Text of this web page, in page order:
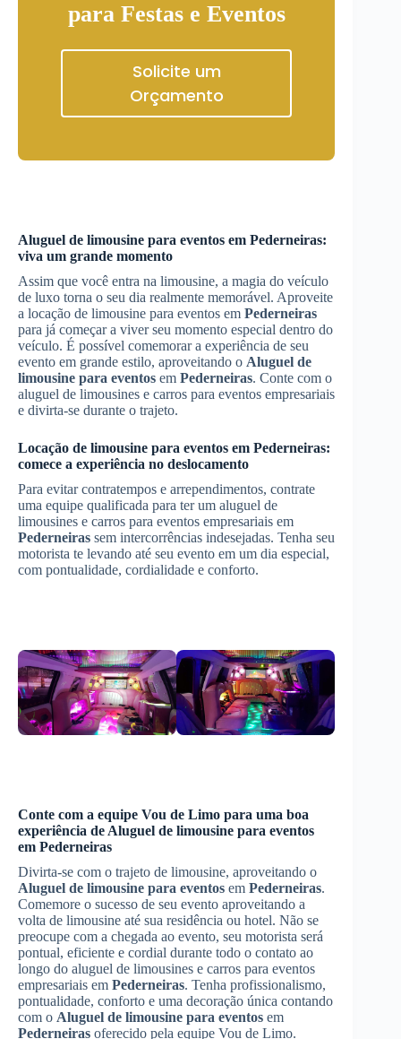
para Festas e Eventos
Solicite um
Orçamento
Aluguel de limousine para eventos em Pederneiras:
viva um grande momento
Assim que você entra na limousine, a magia do veículo
de luxo torna o seu dia realmente memorável. Aproveite
a locação de limousine para eventos em Pederneiras
para já começar a viver seu momento especial dentro do
veículo. É possível comemorar a experiência de seu
evento em grande estilo, aproveitando o Aluguel de
limousine para eventos em Pederneiras. Conte com o
aluguel de limousines e carros para eventos empresariais
e divirta-se durante o trajeto.
Locação de limousine para eventos em Pederneiras:
comece a experiência no deslocamento
Para evitar contratempos e arrependimentos, contrate
uma equipe qualificada para ter um aluguel de
limousines e carros para eventos empresariais em
Pederneiras sem intercorrências indesejadas. Tenha seu
motorista te levando até seu evento em um dia especial,
com pontualidade, cordialidade e conforto.
Conte com a equipe Vou de Limo para uma boa
experiência de Aluguel de limousine para eventos
em Pederneiras
Divirta-se com o trajeto de limousine, aproveitando o
Aluguel de limousine para eventos em Pederneiras.
Comemore o sucesso de seu evento aproveitando a
volta de limousine até sua residência ou hotel. Não se
preocupe com a chegada ao evento, seu motorista será
pontual, eficiente e cordial durante todo o contato ao
longo do aluguel de limousines e carros para eventos
empresariais em Pederneiras. Tenha profissionalismo,
pontualidade, conforto e uma decoração única contando
com o Aluguel de limousine para eventos em
Pederneiras oferecido pela equipe Vou de Limo.